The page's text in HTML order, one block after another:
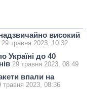
високий
29 травня 2023, 10:32
Україні до 40
29 травня 2023, 08:49
впали на
травня 2023, 08:36